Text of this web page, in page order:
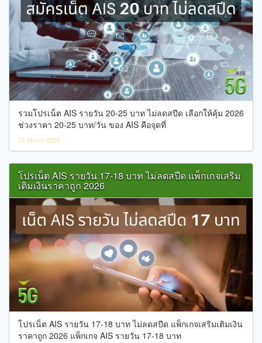
รวมโปรเน็ต AIS รายวัน 20-25 บาท ไม่ลดสปีด เลือกให้คุ้ม 2026
ช่วงราคา 20-25 บาท/วัน ของ AIS คือจุดที่
25 March 2026
โปรเน็ต AIS รายวัน 17-18 บาท ไม่ลดสปีด แพ็กเกจเสริม
เติมเงินราคาถูก 2026
โปรเน็ต AIS รายวัน 17-18 บาท ไม่ลดสปีด แพ็กเกจเสริมเติมเงิน
ราคาถูก 2026 แพ็กเกจ AIS รายวัน 17-18 บาท